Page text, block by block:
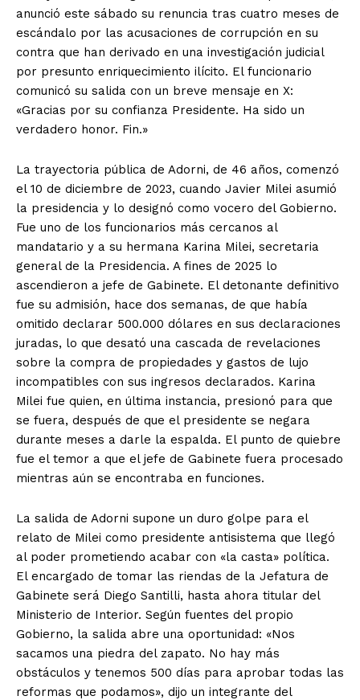
anunció este sábado su renuncia tras cuatro meses de
escándalo por las acusaciones de corrupción en su
contra que han derivado en una investigación judicial
por presunto enriquecimiento ilícito. El funcionario
comunicó su salida con un breve mensaje en X:
«Gracias por su confianza Presidente. Ha sido un
verdadero honor. Fin.»
La trayectoria pública de Adorni, de 46 años, comenzó
el 10 de diciembre de 2023, cuando Javier Milei asumió
la presidencia y lo designó como vocero del Gobierno.
Fue uno de los funcionarios más cercanos al
mandatario y a su hermana Karina Milei, secretaria
general de la Presidencia. A fines de 2025 lo
ascendieron a jefe de Gabinete. El detonante definitivo
fue su admisión, hace dos semanas, de que había
omitido declarar 500.000 dólares en sus declaraciones
juradas, lo que desató una cascada de revelaciones
sobre la compra de propiedades y gastos de lujo
incompatibles con sus ingresos declarados. Karina
Milei fue quien, en última instancia, presionó para que
se fuera, después de que el presidente se negara
durante meses a darle la espalda. El punto de quiebre
fue el temor a que el jefe de Gabinete fuera procesado
mientras aún se encontraba en funciones.
La salida de Adorni supone un duro golpe para el
relato de Milei como presidente antisistema que llegó
al poder prometiendo acabar con «la casta» política.
El encargado de tomar las riendas de la Jefatura de
Gabinete será Diego Santilli, hasta ahora titular del
Ministerio de Interior. Según fuentes del propio
Gobierno, la salida abre una oportunidad: «Nos
sacamos una piedra del zapato. No hay más
obstáculos y tenemos 500 días para aprobar todas las
reformas que podamos», dijo un integrante del